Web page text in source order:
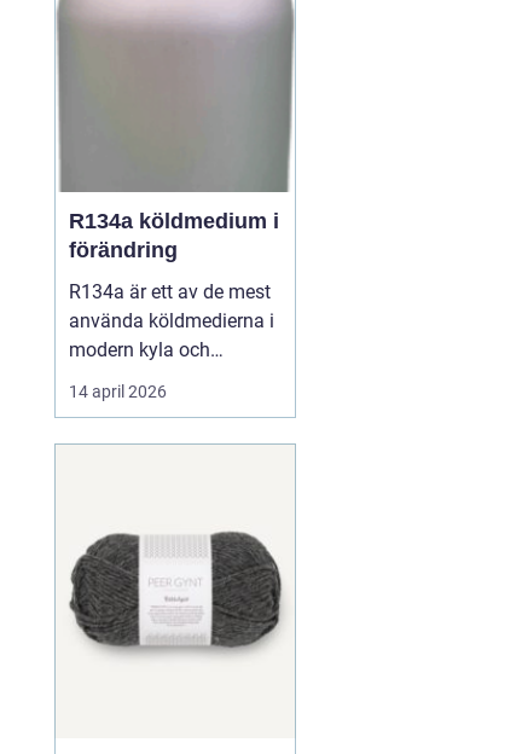
stabil, säker och jämn
R134a köldmedium i
förändring
R134a är ett av de mest
använda köldmedierna i
modern kyla och
luftkonditionering. Under
många år har gasen
inom
läkemedelsindustrin.
Samtidigt pågår en
snabb om...
14 april 2026